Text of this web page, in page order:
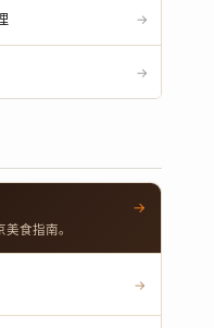
→
→
食指南。
→
→